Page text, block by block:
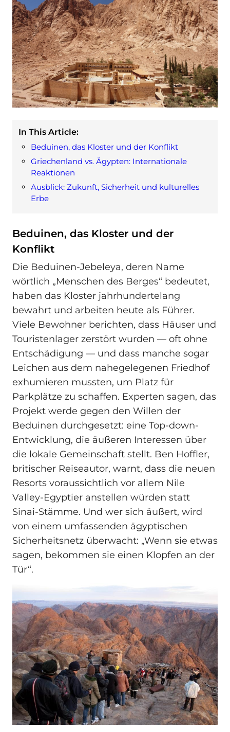
In This Article:
Beduinen, das Kloster und der Konflikt
Griechenland vs. Ägypten: Internationale
Reaktionen
Ausblick: Zukunft, Sicherheit und kulturelles
Erbe
Beduinen, das Kloster und der
Konflikt
Die Beduinen-Jebeleya, deren Name
wörtlich „Menschen des Berges“ bedeutet,
haben das Kloster jahrhundertelang
bewahrt und arbeiten heute als Führer.
Viele Bewohner berichten, dass Häuser und
Touristenlager zerstört wurden — oft ohne
Entschädigung — und dass manche sogar
Leichen aus dem nahegelegenen Friedhof
exhumieren mussten, um Platz für
Parkplätze zu schaffen. Experten sagen, das
Projekt werde gegen den Willen der
Beduinen durchgesetzt: eine Top-down-
Entwicklung, die äußeren Interessen über
die lokale Gemeinschaft stellt. Ben Hoffler,
britischer Reiseautor, warnt, dass die neuen
Resorts voraussichtlich vor allem Nile
Valley-Egyptier anstellen würden statt
Sinai-Stämme. Und wer sich äußert, wird
von einem umfassenden ägyptischen
Sicherheitsnetz überwacht: „Wenn sie etwas
sagen, bekommen sie einen Klopfen an der
Tür“.